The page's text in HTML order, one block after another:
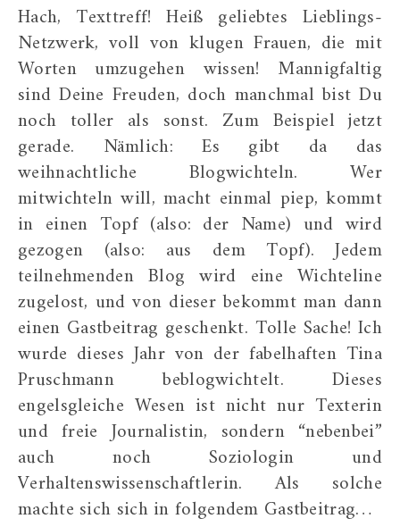
Hach, Texttreff! Heiß geliebtes Lieblings-
Netzwerk, voll von klugen Frauen, die mit
Worten umzugehen wissen! Mannigfaltig
sind Deine Freuden, doch manchmal bist Du
noch toller als sonst. Zum Beispiel jetzt
gerade. Nämlich: Es gibt da das
weihnachtliche Blogwichteln. Wer
mitwichteln will, macht einmal piep, kommt
in einen Topf (also: der Name) und wird
gezogen (also: aus dem Topf). Jedem
teilnehmenden Blog wird eine Wichteline
zugelost, und von dieser bekommt man dann
einen Gastbeitrag geschenkt. Tolle Sache! Ich
wurde dieses Jahr von der fabelhaften Tina
Pruschmann beblogwichtelt. Dieses
engelsgleiche Wesen ist nicht nur Texterin
und freie Journalistin, sondern “nebenbei”
auch noch Soziologin und
Verhaltenswissenschaftlerin. Als solche
machte sich sich in folgendem Gastbeitrag…